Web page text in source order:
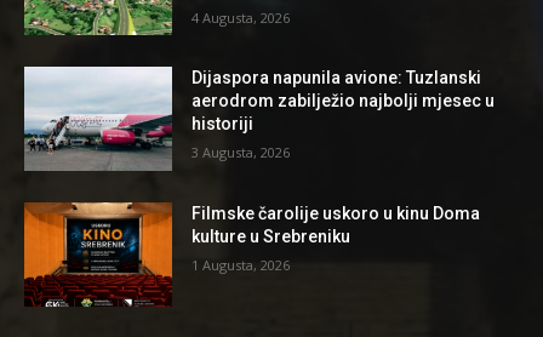
4 Augusta, 2026
Dijaspora napunila avione: Tuzlanski
aerodrom zabilježio najbolji mjesec u
historiji
3 Augusta, 2026
Filmske čarolije uskoro u kinu Doma
kulture u Srebreniku
1 Augusta, 2026